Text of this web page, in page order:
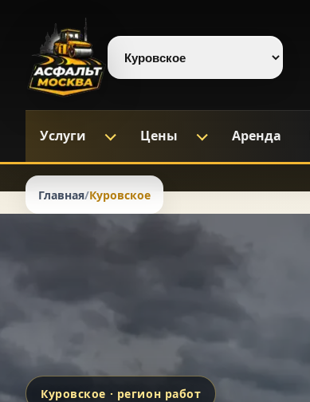
Выберите регион
Услуги Цены Аренда
Главная/Куровское
Куровское · регион работ